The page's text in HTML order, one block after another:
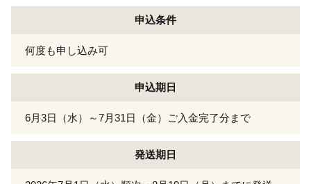
申込条件
何度も申し込み可
申込期日
6月3日（水）～7月31日（金）ご入金完了分まで
発送期日